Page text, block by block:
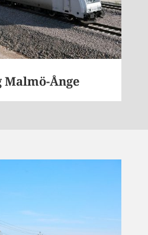
Malmö-Ånge